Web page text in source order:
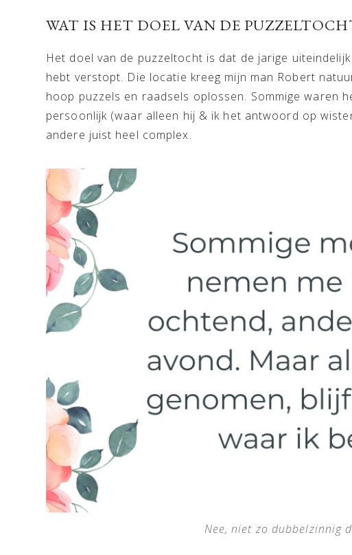
WAT IS HET DOEL VAN DE
Het doel van de puzzeltocht is dat de jarige
hebt verstopt. Die locatie kreeg mijn man Robert
hoop puzzels en raadsels oplossen. Sommige waren
persoonlijk (waar alleen hij & ik het antwoord op
andere juist heel complex.
Nee, niet zo dubbelzinnig